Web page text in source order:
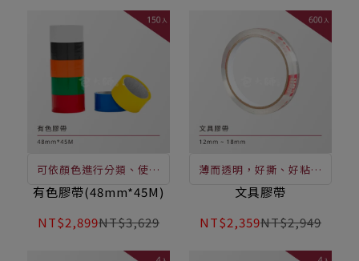
置與包裝時使用
可依顏色進行分類、使用
範圍廣，包裝封口、封箱
箱、辨識封箱、產品編
碼、手工藝創作等。
有色膠帶(48mm*45M)
NT$2,899NT$3,629
薄而透明，好撕、好粘、
不溢膠、操作方便使用輕
利
文具膠帶
NT$2,359NT$2,949